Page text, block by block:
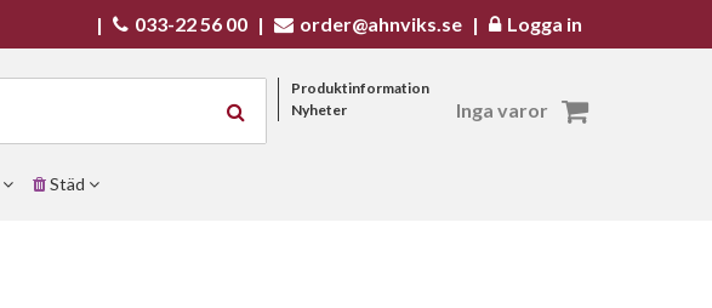
| 033-22 56 00 | order@ahnviks.se | Logga in
Produktinformation
Nyheter
Inga varor
Städ